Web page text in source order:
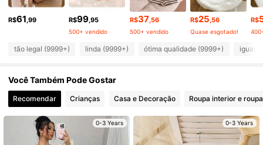
509K Seguidores
4,90 509K Seguidores
4,90 509K Seguidores
509K Seguidores
R$61,99 R$99,95
500+ vendido
R$37,56
500+ vendido
R$25,56
Quase esgotado!
R$
tão legal (9999+) linda (9999+) ótima qualidade (9999+) igual a
Você Também Pode Gostar
Recomendar Crianças Casa e Decoração Roupa interior e
0-3 Years 0-3 Years